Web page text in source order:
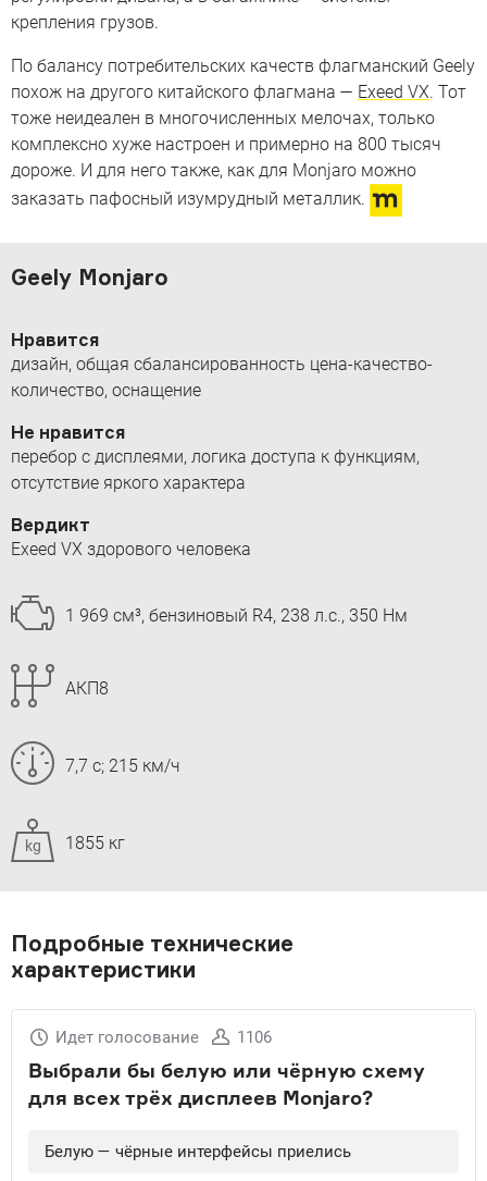
крепления грузов.
По балансу потребительских качеств флагманский Geely
похож на другого китайского флагмана — Exeed VX. Тот
тоже неидеален в многочисленных мелочах, только
комплексно хуже настроен и примерно на 800 тысяч
дороже. И для него также, как для Monjaro можно
заказать пафосный изумрудный металлик.
Geely Monjaro
Нравится
дизайн, общая сбалансированность цена-качество-
количество, оснащение
Не нравится
перебор с дисплеями, логика доступа к функциям,
отсутствие яркого характера
Вердикт
Exeed VX здорового человека
1 969 см³, бензиновый R4, 238 л.с., 350 Нм
АКП8
7,7 с; 215 км/ч
kg 1855 кг
Подробные технические
характеристики